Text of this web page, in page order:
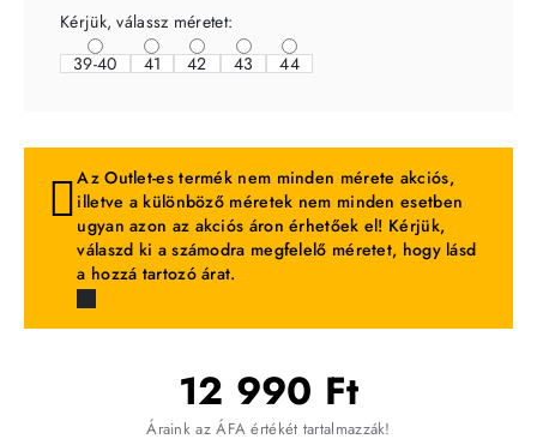
12 990 Ft
Áraink az ÁFA értékét tartalmazzák!
Kérjük, válassz méretet:
39-40
41 42 43 44
Az Outlet-es termék nem minden mérete akciós,
illetve a különböző méretek nem minden esetben
ugyan azon az akciós áron érhetőek el! Kérjük,
válaszd ki a számodra megfelelő méretet, hogy lásd
a hozzá tartozó árat.